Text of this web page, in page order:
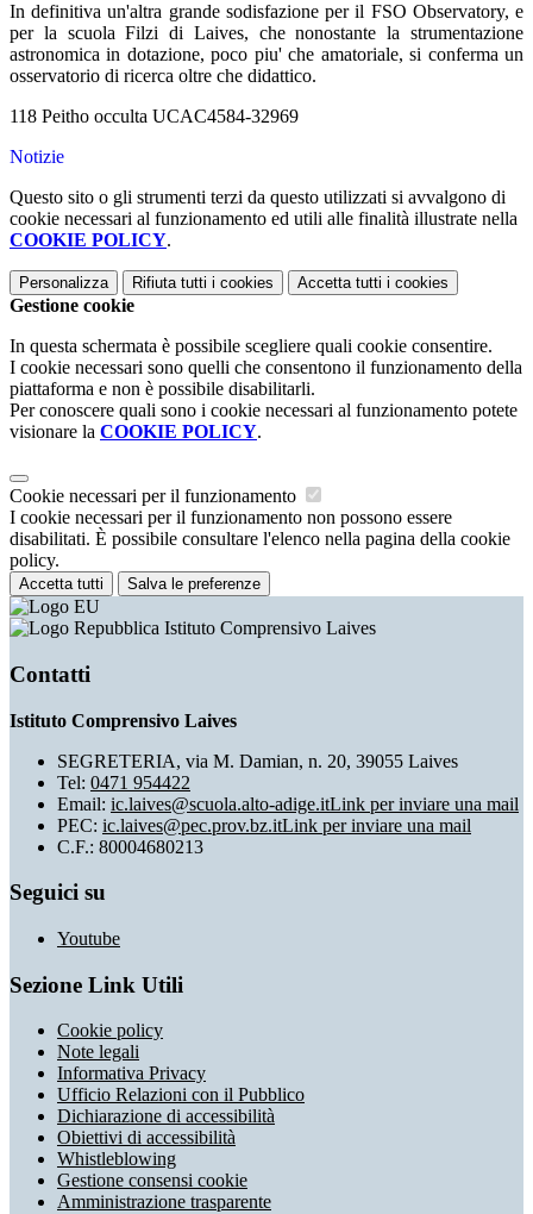
In definitiva un'altra grande sodisfazione per il FSO Observatory, e
per la scuola Filzi di Laives, che nonostante la strumentazione
astronomica in dotazione, poco piu' che amatoriale, si conferma un
osservatorio di ricerca oltre che didattico.
118 Peitho occulta UCAC4584-32969
Notizie
Questo sito o gli strumenti terzi da questo utilizzati si avvalgono di
cookie necessari al funzionamento ed utili alle finalità illustrate nella
COOKIE POLICY.
Personalizza Rifiuta tutti i cookies Accetta tutti i cookies
Gestione cookie
In questa schermata è possibile scegliere quali cookie consentire.
I cookie necessari sono quelli che consentono il funzionamento della
piattaforma e non è possibile disabilitarli.
Per conoscere quali sono i cookie necessari al funzionamento potete
visionare la COOKIE POLICY.
Cookie necessari per il funzionamento
I cookie necessari per il funzionamento non possono essere
disabilitati. È possibile consultare l'elenco nella pagina della cookie
policy.
Accetta tutti Salva le preferenze
Istituto Comprensivo Laives
Contatti
Istituto Comprensivo Laives
SEGRETERIA, via M. Damian, n. 20, 39055 Laives
Tel: 0471 954422
Email: ic.laives@scuola.alto-adige.itLink per inviare una mail
PEC: ic.laives@pec.prov.bz.itLink per inviare una mail
C.F.: 80004680213
Seguici su
Youtube
Sezione Link Utili
Cookie policy
Note legali
Informativa Privacy
Ufficio Relazioni con il Pubblico
Dichiarazione di accessibilità
Obiettivi di accessibilità
Whistleblowing
Gestione consensi cookie
Amministrazione trasparente